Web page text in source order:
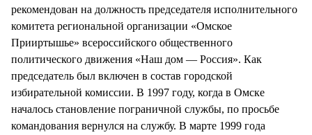
рекомендован на должность председателя исполнительного
комитета региональной организации «Омское
Прииртышье» всероссийского общественного
политического движения «Наш дом — Россия». Как
председатель был включен в состав городской
избирательной комиссии. В 1997 году, когда в Омске
началось становление пограничной службы, по просьбе
командования вернулся на службу. В марте 1999 года